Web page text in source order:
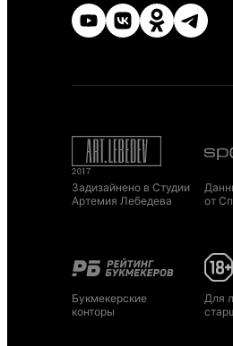
Задизайнено в Студии
Артемия Лебедева
от
Букмекерские
конторы
Для